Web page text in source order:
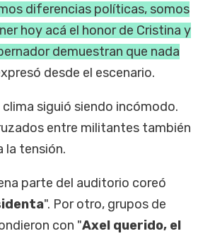
diferencias políticas, somos
hoy acá el honor de Cristina y
demuestran que nada
desde el escenario.
clima siguió siendo incómodo.
entre militantes también
la tensión.
parte del auditorio coreó
". Por otro, grupos de
con "Axel querido, el